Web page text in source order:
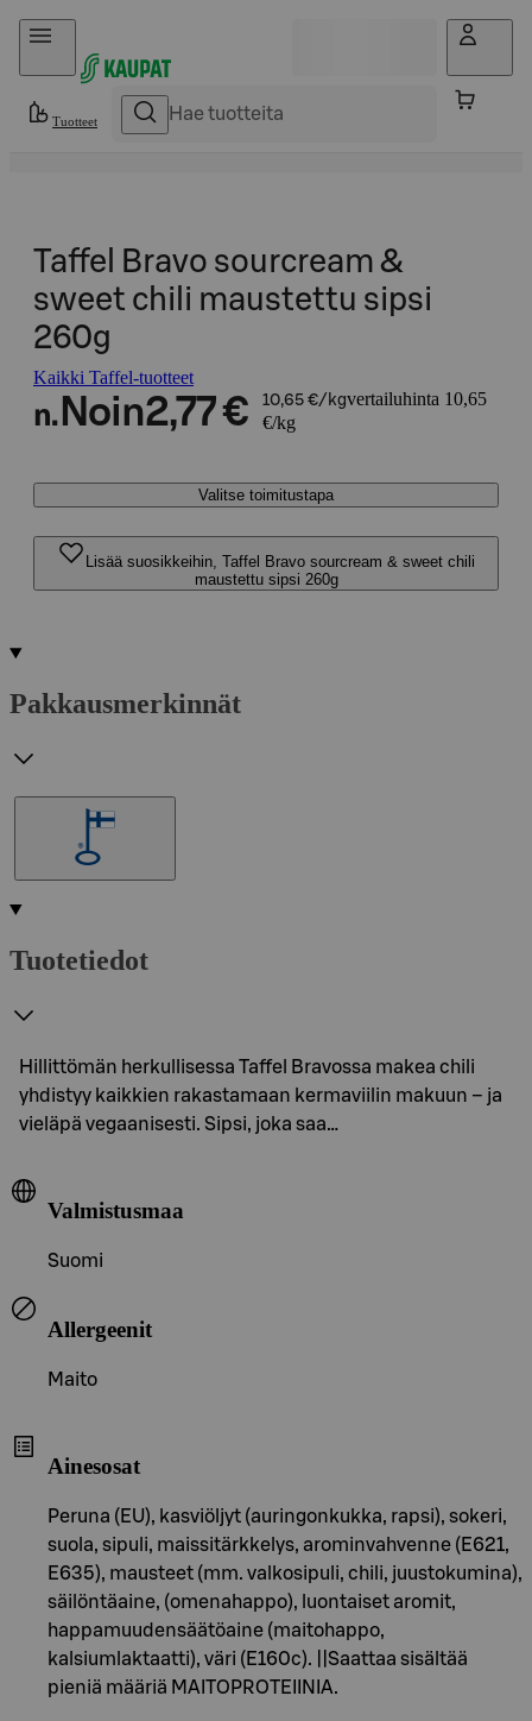
Hyppää sisältöön
Tuotteet
Taffel Bravo sourcream &
sweet chili maustettu sipsi
260g
Kaikki Taffel-tuotteet
n. Noin2,77 € 10,65 €/kgvertailuhinta 10,65
€/kg
Valitse toimitustapa
Lisää suosikkeihin, Taffel Bravo sourcream & sweet chili
maustettu sipsi 260g
Pakkausmerkinnät
Tuotetiedot
Hillittömän herkullisessa Taffel Bravossa makea chili
yhdistyy kaikkien rakastamaan kermaviilin makuun – ja
vieläpä vegaanisesti. Sipsi, joka saa…
Valmistusmaa
Suomi
Allergeenit
Maito
Ainesosat
Peruna (EU), kasviöljyt (auringonkukka, rapsi), sokeri,
suola, sipuli, maissitärkkelys, arominvahvenne (E621,
E635), mausteet (mm. valkosipuli, chili, juustokumina),
säilöntäaine, (omenahappo), luontaiset aromit,
happamuudensäätöaine (maitohappo,
kalsiumlaktaatti), väri (E160c). ||Saattaa sisältää
pieniä määriä MAITOPROTEIINIA.